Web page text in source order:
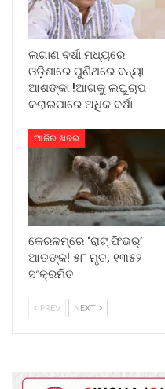
ଲଗାଣ ବର୍ଷା ମଧ୍ୟରେ
ଓଡ଼ିଶାରେ ପୁଣିଥରେ ବନ୍ୟା
ଆଶଙ୍କା !ଆଗକୁ ଲଘୁଚାପ
କରାଇପାରେ ଅଧିକ ବର୍ଷା
ଆଜିର ଖବର
କେରଳମ୍‌ରେ ‘ରାଟ୍ ଫିଭର୍’
ଆତଙ୍କ! ୫୮ ମୃତ, ୧୩୫୨
ସଂକ୍ରମିତ
PREV NEXT